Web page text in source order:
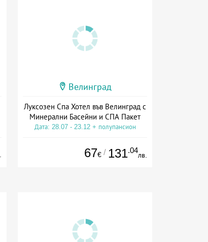
Велинград
Луксозен Спа Хотел във Велинград с
Минерални Басейни и СПА Пакет
Дата: 28.07 - 23.12 + полупансион
67€ / 131.04
лв.